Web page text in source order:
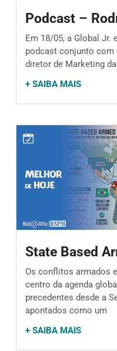
Podcast –
Em 18/05, a Global Jr.
podcast conjunto com
diretor de Marketing
+ SAIBA MAIS
State Based
Os conflitos armados
centro da agenda
precedentes desde a
apontados como um
+ SAIBA MAIS